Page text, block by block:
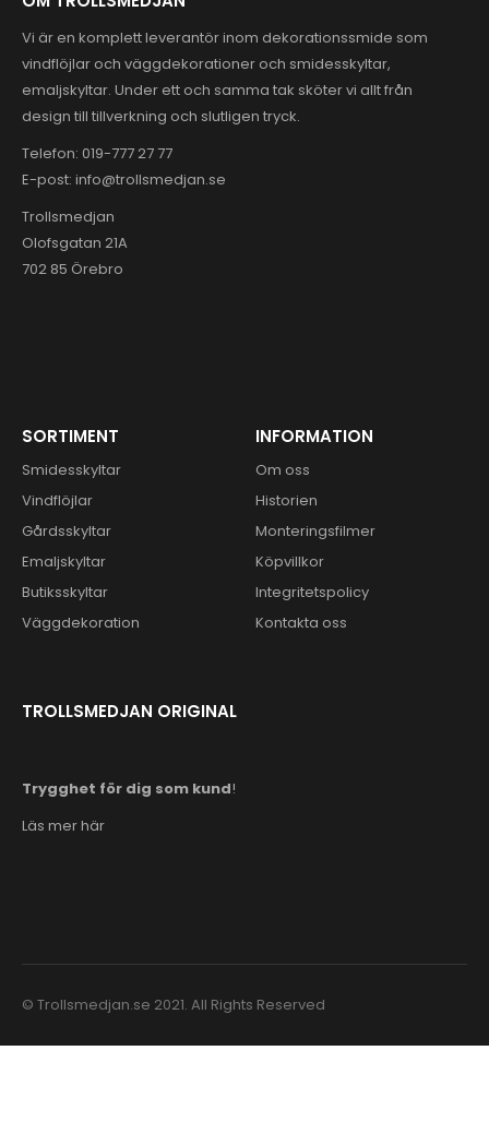
Vi är en komplett leverantör inom dekorationssmide som
vindflöjlar och väggdekorationer och smidesskyltar,
emaljskyltar. Under ett och samma tak sköter vi allt från
design till tillverkning och slutligen tryck.
Telefon: 019-777 27 77
E-post: info@trollsmedjan.se
Trollsmedjan
Olofsgatan 21A
702 85 Örebro
SORTIMENT
Smidesskyltar
Vindflöjlar
Gårdsskyltar
Emaljskyltar
Butiksskyltar
Väggdekoration
INFORMATION
Om oss
Historien
Monteringsfilmer
Köpvillkor
Integritetspolicy
Kontakta oss
TROLLSMEDJAN ORIGINAL
Trygghet för dig som kund!
Läs mer här
© Trollsmedjan.se 2021. All Rights Reserved